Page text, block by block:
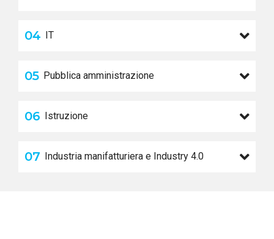
04 IT
05 Pubblica amministrazione
06 Istruzione
07 Industria manifatturiera e Industry 4.0